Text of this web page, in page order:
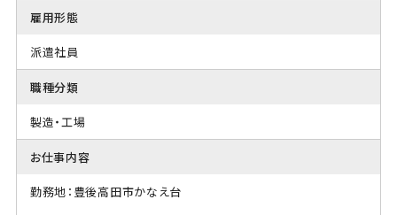
雇用形態
派遣社員
職種分類
製造・工場
お仕事内容
勤務地：豊後高田市かなえ台